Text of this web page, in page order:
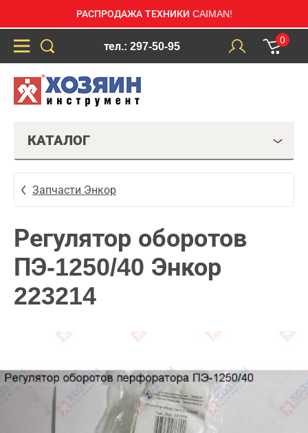
РАСПРОДАЖА ТЕХНИКИ CAIMAN!
тел.: 297-50-95
0
КАТАЛОГ
Запчасти Энкор
Регулятор оборотов
ПЭ-1250/40 Энкор
223214